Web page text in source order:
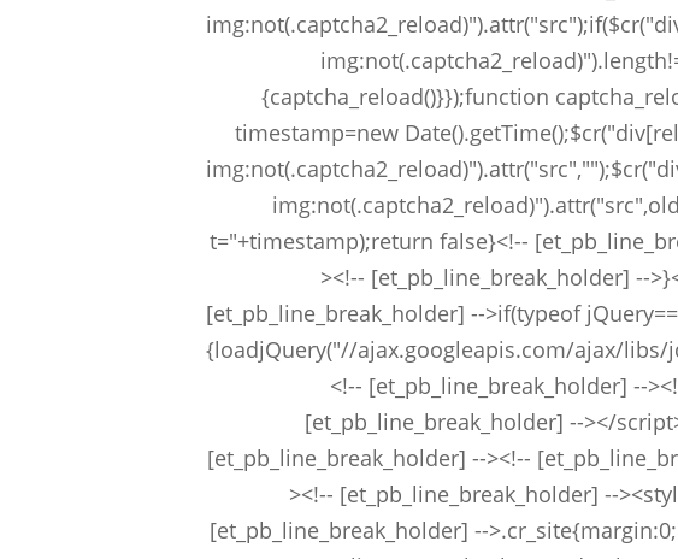
{captcha_reload()}});function
timestamp=new
t="+timestamp);return false}<!--
><!-- [et_pb_line_break_holder] --
[et_pb_line_break_holder] -->if(typeof
{loadjQuery("//ajax.googleapis.com/ajax/
<!-- [et_pb_line_break_holder] --
[et_pb_line_break_holder] --></
[et_pb_line_break_holder] --><!--
><!-- [et_pb_line_break_holder] --
[et_pb_line_break_holder] --